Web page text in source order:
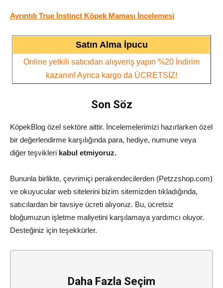
Ayrıntılı True İnstinct Köpek Maması İncelemesi
Satın Alma İpucu
Online yetkili satıcıdan alışveriş yapın %20 İndirim
kazanın! Ayrıca kargo da ÜCRETSİZ!
Son Söz
KöpekBlog özel sektöre aittir. İncelemelerimizi hazırlarken özel
bir değerlendirme karşılığında para, hediye, numune veya
diğer teşvikleri kabul etmiyoruz.
Bununla birlikte, çevrimiçi perakendecilerden (Petzzshop.com)
ve okuyucular web sitelerini bizim sitemizden tıkladığında,
satıcılardan bir tavsiye ücreti alıyoruz. Bu, ücretsiz
bloğumuzun işletme maliyetini karşılamaya yardımcı oluyor.
Desteğiniz için teşekkürler.
Daha Fazla Seçim